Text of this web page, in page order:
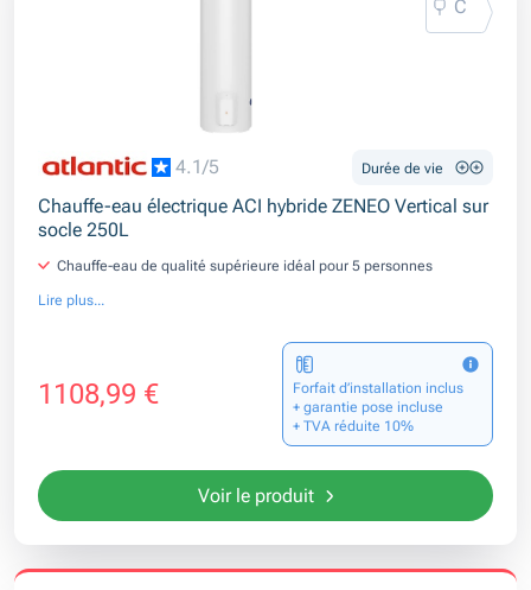
C
4.1/5 Durée de vie
Chauffe-eau électrique ACI hybride ZENEO Vertical sur
socle 250L
Chauffe-eau de qualité supérieure idéal pour 5 personnes
Lire plus...
1108,99 €
Forfait d’installation inclus
+ garantie pose incluse
+ TVA réduite 10%
Voir le produit